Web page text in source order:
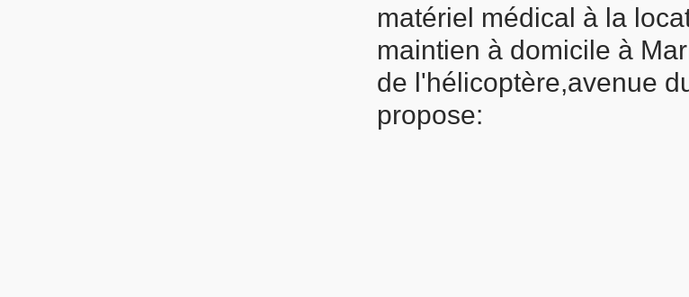
matériel médical à la
maintien à domicile à
de l'hélicoptère,avenue
propose: